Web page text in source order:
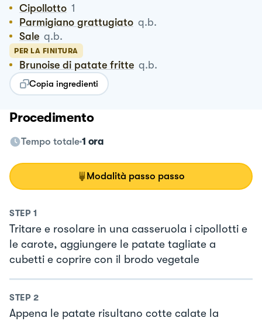
Cipollotto 1
Parmigiano grattugiato q.b.
Sale q.b.
PER LA FINITURA
Brunoise di patate fritte q.b.
Copia ingredienti
Procedimento
Tempo totale 1 ora
Modalità passo passo
STEP 1
Tritare e rosolare in una casseruola i cipollotti e
le carote, aggiungere le patate tagliate a
cubetti e coprire con il brodo vegetale
STEP 2
Appena le patate risultano cotte calate la